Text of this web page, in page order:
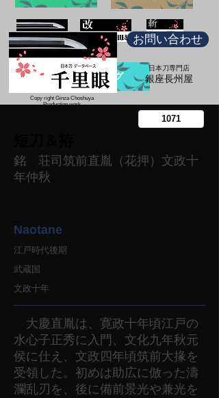
ブログ
お問い合わせ
日本刀専門店
​銀座長州屋
Copy right Ginza Choshuya
Production work
銘 荘司筑前直胤（花押）文政十
年仲秋
Naotane
江戸時代後期
武蔵国
文政十年
大慶直胤は、寛政十年頃江戸の
水心子正秀に入門、文化九年秋元
侯に仕え、文政四年頃筑前大掾を
受領した。初めは助広に倣った濤
瀾乱刃を、後に備前景光や兼光を